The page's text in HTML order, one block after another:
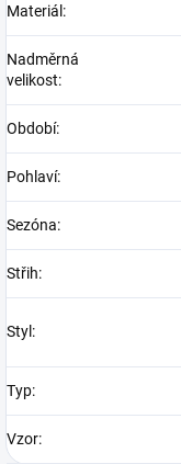
Materiál :
Nadměrná
velikost:
Období:
Pohlaví:
Sezóna:
Střih:
Styl :
Typ:
Vzor: